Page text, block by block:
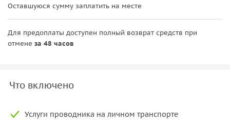
Оставшуюся сумму заплатить на месте
Для предоплаты доступен полный возврат средств при
отмене за 48 часов
Что включено
Услуги проводника на личном транспорте